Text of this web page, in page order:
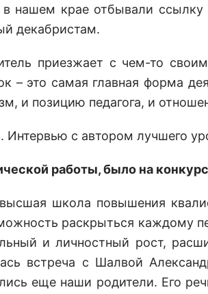
нашем крае отбывали
декабристам.
приезжает с чем-то
– это самая главная форма
и позицию педагога, и
работы, было на
школа повышения
раскрыться каждому
и личностный рост,
встреча с Шалвой
еще наши родители. Его